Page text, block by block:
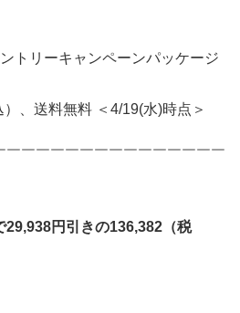
トリーキャンペーンパッケージ
、送料無料 ＜4/19(水)時点＞
￣￣￣￣￣￣￣￣￣￣￣￣￣￣￣
29,938円引きの136,382（税